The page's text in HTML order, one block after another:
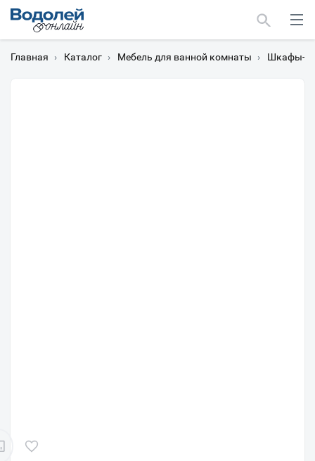
Главная › Каталог › Мебель для ванной комнаты › Шкафы-